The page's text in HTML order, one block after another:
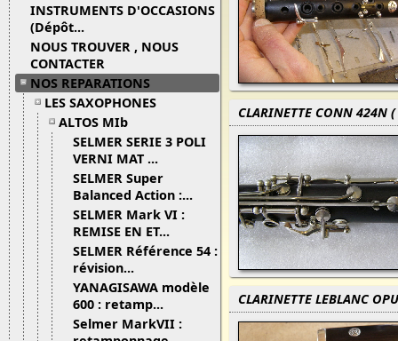
INSTRUMENTS D'OCCASIONS
(Dépôt...
NOUS TROUVER , NOUS
CONTACTER
NOS REPARATIONS
LES SAXOPHONES
ALTOS MIb
SELMER SERIE 3 POLI
VERNI MAT ...
SELMER Super
Balanced Action :...
SELMER Mark VI :
REMISE EN ET...
SELMER Référence 54 :
révision...
YANAGISAWA modèle
600 : retamp...
Selmer MarkVII :
CLARINETTE CONN 424N
CLARINETTE LEBLANC